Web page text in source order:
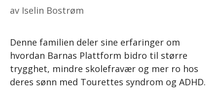
av Iselin Bostrøm
Denne familien deler sine erfaringer om
hvordan Barnas Plattform bidro til større
trygghet, mindre skolefravær og mer ro hos
deres sønn med Tourettes syndrom og ADHD.